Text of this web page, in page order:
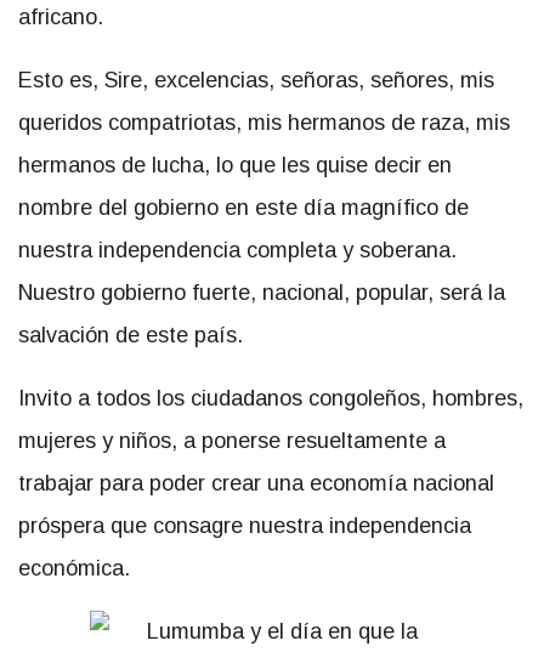
africano.
Esto es, Sire, excelencias, señoras, señores, mis
queridos compatriotas, mis hermanos de raza, mis
hermanos de lucha, lo que les quise decir en
nombre del gobierno en este día magnífico de
nuestra independencia completa y soberana.
Nuestro gobierno fuerte, nacional, popular, será la
salvación de este país.
Invito a todos los ciudadanos congoleños, hombres,
mujeres y niños, a ponerse resueltamente a
trabajar para poder crear una economía nacional
próspera que consagre nuestra independencia
económica.